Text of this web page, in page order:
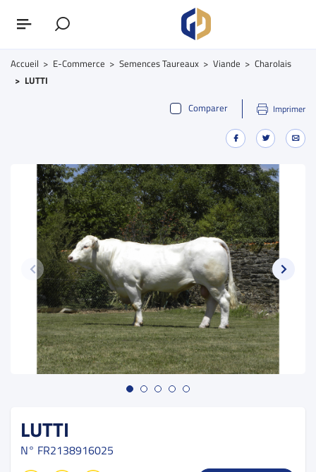
Accueil E-Commerce Semences Taureaux Viande
Charolais
LUTTI
Comparer
Imprimer
LUTTI
N° FR2138916025